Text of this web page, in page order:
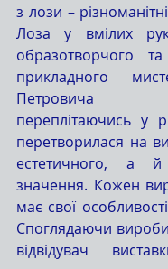
з лози –
Лоза у вмілих
образотворчого
прикладного
Петровича
переплітаючись у
перетворилася на
естетичного, а й
значення. Кожен
має свої
Споглядаючи
відвідувач